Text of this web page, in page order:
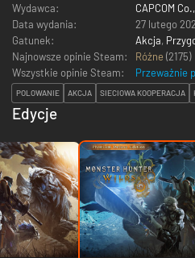
Wydawca:
CAPCOM
Data wydania:
27 lutego
Gatunek:
Akcja,
Najnowsze opinie Steam:
Różne (2175)
Wszystkie opinie Steam:
Przeważnie
POLOWANIE AKCJA SIECIOWA KOOPERACJA
Edycje